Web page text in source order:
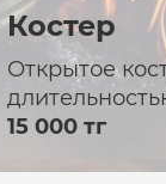
Костер
Открытое
15 000 тг